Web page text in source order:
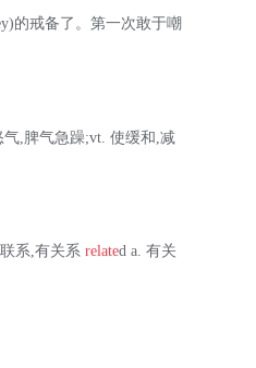
的戒备了。第一次敢于嘲
气,脾气急躁;vt. 使缓和,减
系,有关系related a. 有关